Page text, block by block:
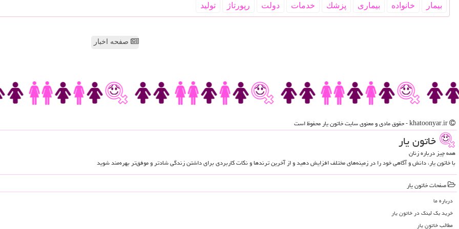
بیمار خانواده بیماری پزشك خدمات دولت رپورتاژ تولید
صفحه اخبار
خاتون یار
همه چیز درباره زنان
با خاتون یار، دانش و آگاهی خود را در زمینه‌های مختلف افزایش دهید و از آخرین ترندها و نکات کاربردی برای داشتن زندگی شادتر و موفق‌تر بهره‌مند شوید
صفحات خاتون یار
درباره ما
خرید بک لینک در خاتون یار
مطالب خاتون یار